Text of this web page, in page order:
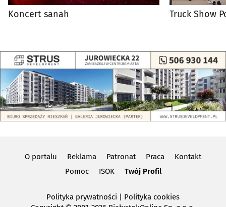
Koncert sanah Truck Show
O portalu Reklama Patronat Praca
Kontakt
Pomoc
ISOK Twój Profil
Polityka prywatności | Polityka cookies